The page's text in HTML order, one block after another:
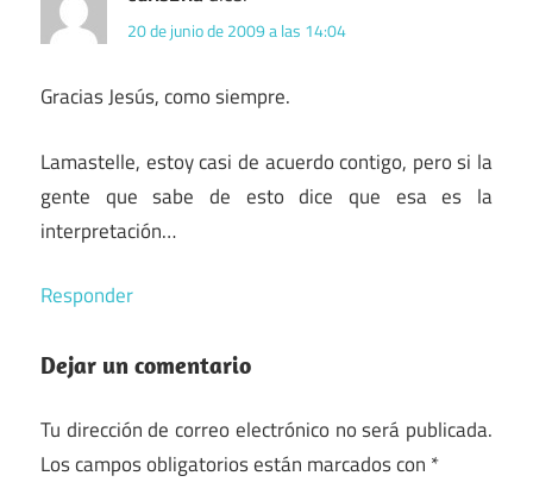
20 de junio de 2009 a las 14:04
Gracias Jesús, como siempre.
Lamastelle, estoy casi de acuerdo contigo, pero si la
gente que sabe de esto dice que esa es la
interpretación…
Responder
Dejar un comentario
Tu dirección de correo electrónico no será publicada.
Los campos obligatorios están marcados con *